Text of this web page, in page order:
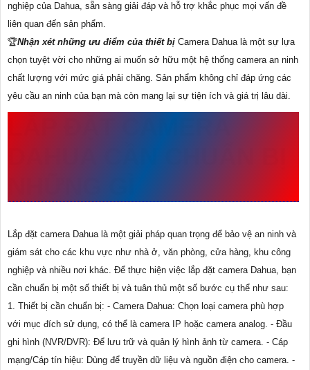
nghiệp của Dahua, sẵn sàng giải đáp và hỗ trợ khắc phục mọi vấn đề
liên quan đến sản phẩm.
️🏆Nhận xét những ưu điểm của thiết bị Camera Dahua là một sự lựa
chọn tuyệt vời cho những ai muốn sở hữu một hệ thống camera an ninh
chất lượng với mức giá phải chăng. Sản phẩm không chỉ đáp ứng các
yêu cầu an ninh của bạn mà còn mang lại sự tiện ích và giá trị lâu dài.
Lắp đặt camera Dahua là một giải pháp quan trọng để bảo vệ an ninh và
giám sát cho các khu vực như nhà ở, văn phòng, cửa hàng, khu công
nghiệp và nhiều nơi khác. Để thực hiện việc lắp đặt camera Dahua, bạn
cần chuẩn bị một số thiết bị và tuân thủ một số bước cụ thể như sau:
1. Thiết bị cần chuẩn bị: - Camera Dahua: Chọn loại camera phù hợp
với mục đích sử dụng, có thể là camera IP hoặc camera analog. - Đầu
ghi hình (NVR/DVR): Để lưu trữ và quản lý hình ảnh từ camera. - Cáp
mạng/Cáp tín hiệu: Dùng để truyền dữ liệu và nguồn điện cho camera. -